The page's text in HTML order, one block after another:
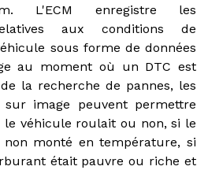
L'ECM enregistre les
aux conditions de
sous forme de données
au moment où un DTC est
la recherche de pannes, les
sur image peuvent permettre
véhicule roulait ou non, si le
monté en température, si
était pauvre ou riche et